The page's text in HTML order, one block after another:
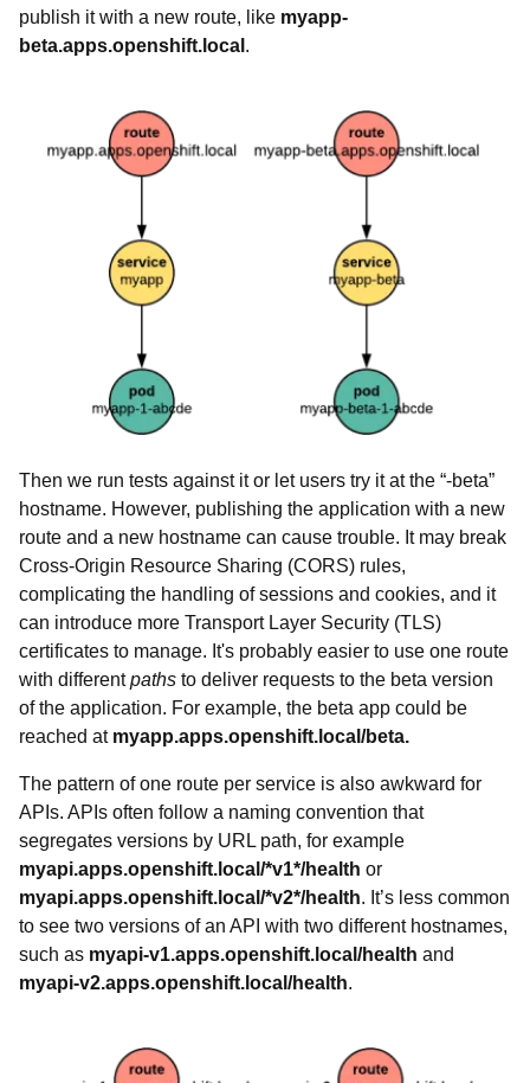
publish it with a new route, like myapp-
beta.apps.openshift.local .
Then we run tests against it or let users try it at the “-beta”
hostname. However, publishing the application with a new
route and a new hostname can cause trouble. It may break
Cross-Origin Resource Sharing (CORS) rules,
complicating the handling of sessions and cookies, and it
can introduce more Transport Layer Security (TLS)
certificates to manage. It's probably easier to use one route
with differentpaths to deliver requests to the beta version
of the application. For example, the beta app could be
reached at myapp.apps.openshift.local/beta.
The pattern of one route per service is also awkward for
APIs. APIs often follow a naming convention that
segregates versions by URL path, for example
myapi.apps.openshift.local/*v1*/health or
myapi.apps.openshift.local/*v2*/health. It’s less common
to see two versions of an API with two different hostnames,
such as myapi-v1.apps.openshift.local/health and
myapi-v2.apps.openshift.local/health.